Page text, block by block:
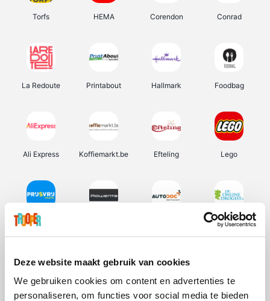
Deze website maakt gebruik van cookies
We gebruiken cookies om content en advertenties te
personaliseren, om functies voor social media te bieden
Torfs HEMA Corendon Conrad
La Redoute Printabout Hallmark Foodbag
Ali Express Koffiemarkt.be Efteling Lego
Prijsvrij De Online Drogist
Vidaxl Lampenlicht.be Adidas Hotels.com